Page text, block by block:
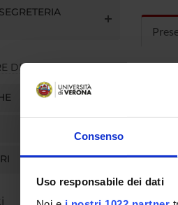
Consenso
Uso responsabile dei dati
DEL DIPARTIMENTO